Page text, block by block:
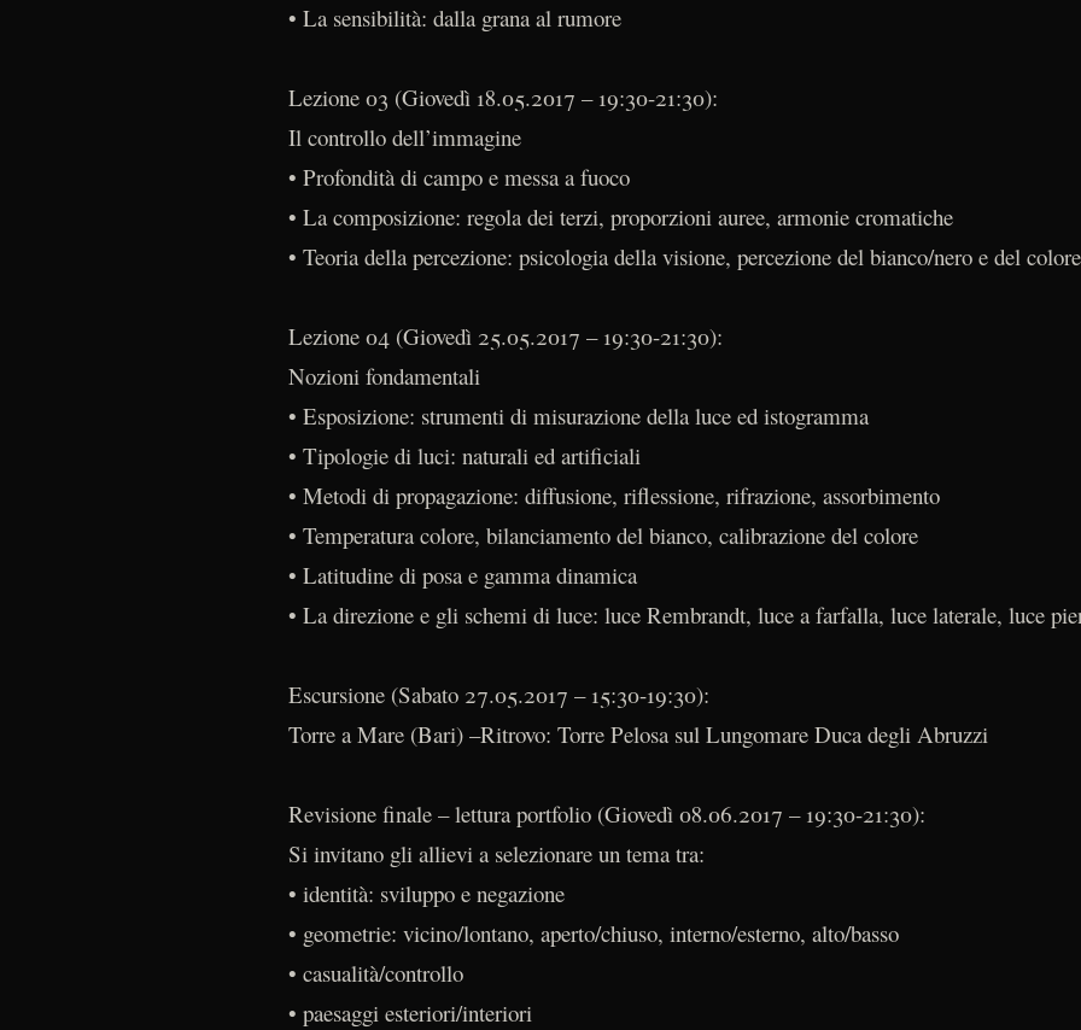
• La sensibilità: dalla grana al rumore
Lezione 03 (Giovedì 18.05.2017 – 19:30-21:30):
Il controllo dell’immagine
• Profondità di campo e messa a fuoco
• La composizione: regola dei terzi, proporzioni auree, armonie cromatiche
• Teoria della percezione: psicologia della visione, percezione del bianco/nero e del colore
Lezione 04 (Giovedì 25.05.2017 – 19:30-21:30):
Nozioni fondamentali
• Esposizione: strumenti di misurazione della luce ed istogramma
• Tipologie di luci: naturali ed artificiali
• Metodi di propagazione: diffusione, riflessione, rifrazione, assorbimento
• Temperatura colore, bilanciamento del bianco, calibrazione del colore
• Latitudine di posa e gamma dinamica
• La direzione e gli schemi di luce: luce Rembrandt, luce a farfalla, luce laterale, luce
Escursione (Sabato 27.05.2017 – 15:30-19:30):
Torre a Mare (Bari) –Ritrovo: Torre Pelosa sul Lungomare Duca degli Abruzzi
Revisione finale – lettura portfolio (Giovedì 08.06.2017 – 19:30-21:30):
Si invitano gli allievi a selezionare un tema tra:
• identità: sviluppo e negazione
• geometrie: vicino/lontano, aperto/chiuso, interno/esterno, alto/basso
• casualità/controllo
• paesaggi esteriori/interiori